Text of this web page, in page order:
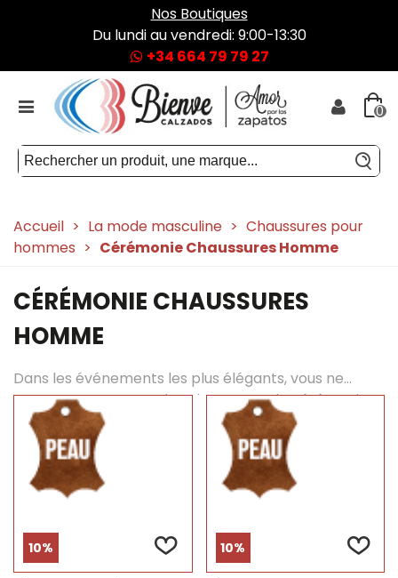
Nos Boutiques
Du lundi au vendredi: 9:00-13:30
+34 664 79 79 27
0
Accueil > La mode masculine > Chaussures pour
hommes > Cérémonie Chaussures Homme
CÉRÉMONIE CHAUSSURES
HOMME
Dans les événements les plus élégants, vous ne
pouvez pas manquer les chaussures de cérémonie
pour hommes. Le design et le style sont les
caractéristiques de nos chaussures, c'est pourquoi
nous vous proposons toujours des chaussures de
cérémonie classiques des meilleures marques et
des chaussures pour hommes avec ou sans lacets,
retrouvez-les sur notre site internet.
10% 10%